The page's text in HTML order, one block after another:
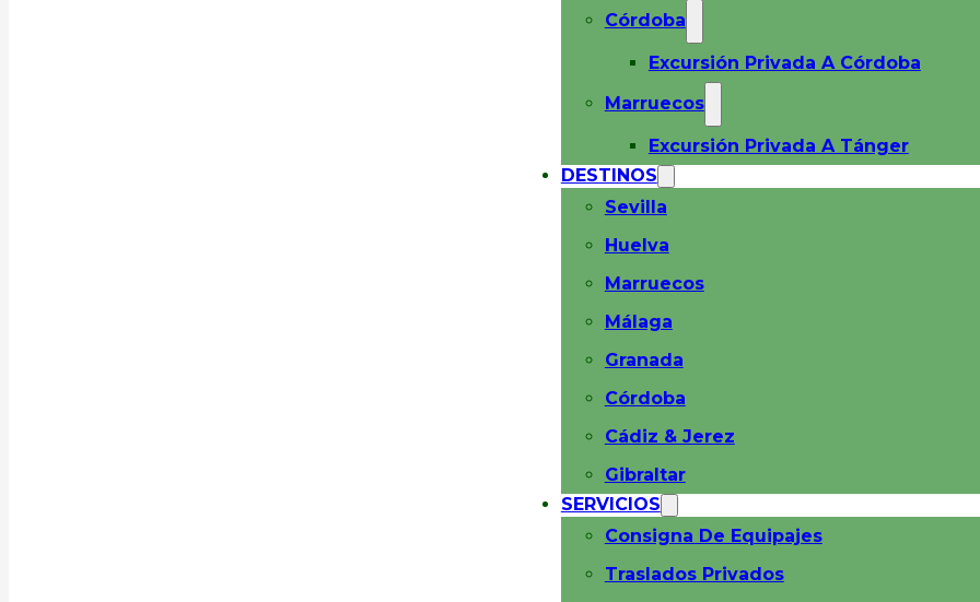
Córdoba
Excursión Privada A Córdoba
Marruecos
Excursión Privada A Tánger
DESTINOS
Sevilla
Huelva
Marruecos
Málaga
Granada
Córdoba
Cádiz & Jerez
Gibraltar
SERVICIOS
Consigna De Equipajes
Traslados Privados